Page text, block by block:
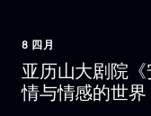
8 四月
亚历山大剧院
情与情感的世界